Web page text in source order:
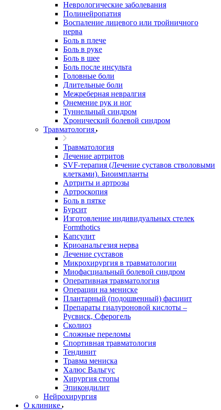
Неврологические заболевания
Полинейропатия
Воспаление лицевого или тройничного
нерва
Боль в плече
Боль в руке
Боль в шее
Боль после инсульта
Головные боли
Длительные боли
Межреберная невралгия
Онемение рук и ног
Туннельный синдром
Хронический болевой синдром
Травматология
Травматология
Лечение артритов
SVF-терапия (Лечение суставов стволовыми
клетками). Биоимпланты
Артриты и артрозы
Артроскопия
Боль в пятке
Бурсит
Изготовление индивидуальных стелек
Formthotics
Капсулит
Криоанальгезия нерва
Лечение суставов
Микрохирургия в травматологии
Миофасциальный болевой синдром
Оперативная травматология
Операции на мениске
Плантарный (подошвенный) фасциит
Препараты гиалуроновой кислоты –
Русвиск, Сферогель
Сколиоз
Сложные переломы
Спортивная травматология
Тендинит
Травма мениска
Халюс Вальгус
Хирургия стопы
Эпикондилит
Нейрохирургия
О клинике